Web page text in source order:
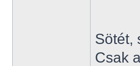
Sötét,
Csak